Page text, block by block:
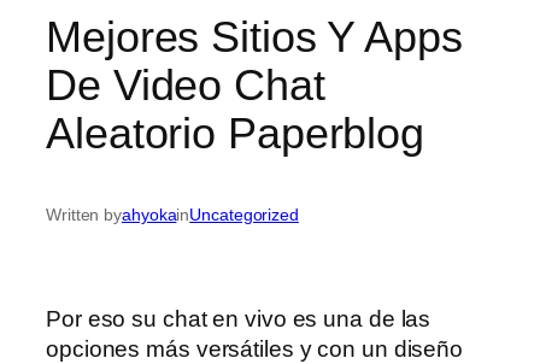
Mejores Sitios Y Apps
De Video Chat
Aleatorio Paperblog
Written byahyokainUncategorized
Por eso su chat en vivo es una de las
opciones más versátiles y con un diseño